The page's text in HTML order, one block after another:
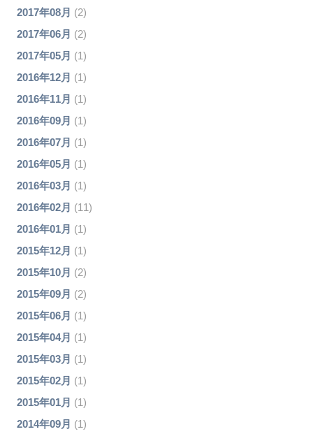
2017年08月 (2)
2017年06月 (2)
2017年05月 (1)
2016年12月 (1)
2016年11月 (1)
2016年09月 (1)
2016年07月 (1)
2016年05月 (1)
2016年03月 (1)
2016年02月 (11)
2016年01月 (1)
2015年12月 (1)
2015年10月 (2)
2015年09月 (2)
2015年06月 (1)
2015年04月 (1)
2015年03月 (1)
2015年02月 (1)
2015年01月 (1)
2014年09月 (1)